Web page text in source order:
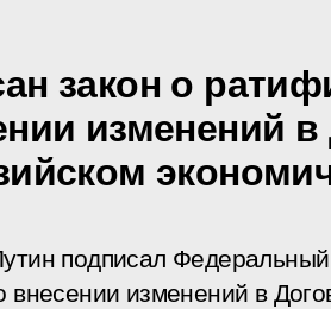
закон о
изменений
подписал
внесении изменений в